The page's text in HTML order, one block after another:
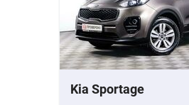
Kia Sportage